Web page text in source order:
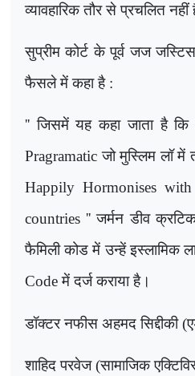
व्यावहारिक तौर से प्रचलित नहीं
सुप्रीम कोर्ट के पूर्व जज
फैसले में कहा है :
''जिसमें यह कहा जाता है कि
Pragramaticजो मुस्लिम लॉ में
Happily Hormonises
countries ''जर्मन डीव
फैमिली कोड में उन्हें इस्लामिक
Codeमें दर्ज कराया है।
डॉक्टर नफीस अहमद सिद्दीकी
शाहिद परवेज (सामाजिक